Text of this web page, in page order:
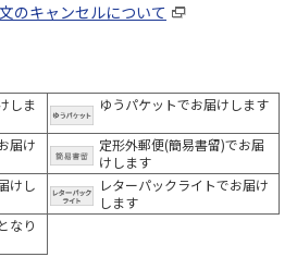
のキャンセルについて
しま
ゆうパケットでお届けします
届け
定形外郵便(簡易書留)でお届
けします
けし
レターパックライトでお届け
します
なり